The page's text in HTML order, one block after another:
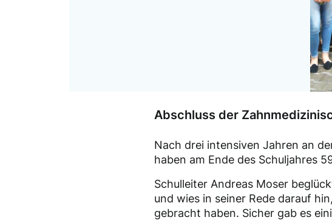
Abschluss der
Nach drei intensiven Jahren an
haben am Ende des Schuljahres
Schulleiter Andreas Moser
und wies in seiner Rede darauf
gebracht haben. Sicher gab es